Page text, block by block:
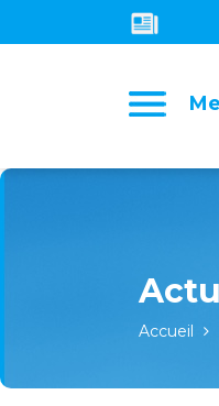
Accueil